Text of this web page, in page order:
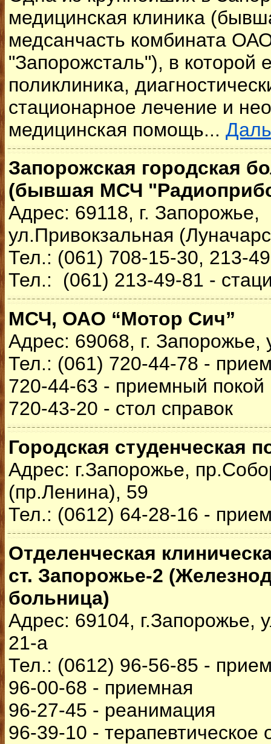
медицинская клиника
медсанчасть комбината
"Запорожсталь"), в которой
поликлиника,
стационарное лечение и
медицинская помощь...
Запорожская городская
(бывшая МСЧ
Адрес: 69118, г. Запорожье,
ул.Привокзальная
Тел.: (061) 708-15-30, 213-
Тел.: (061) 213-49-81 -
МСЧ, ОАО “Мотор Сич”
Адрес: 69068, г.
Тел.: (061) 720-44-78 -
720-44-63 - приемный покой
720-43-20 - стол справок
Городская студенческая
Адрес: г.Запорожье,
(пр.Ленина), 59
Тел.: (0612) 64-28-16 -
Отделенческая
ст. Запорожье-2
больница)
Адрес: 69104, г.Запорожье,
21-а
Тел.: (0612) 96-56-85 -
96-00-68 - приемная
96-27-45 - реанимация
96-39-10 - терапевтическое